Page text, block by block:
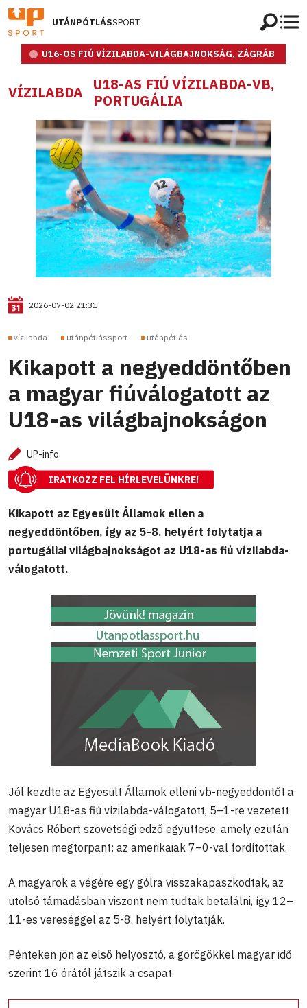
UTÁNPÓTLÁSSPORT
U16-OS FIÚ VÍZILABDA-VILÁGBAJNOKSÁG, ZÁGRÁB
VÍZILABDA U18-AS FIÚ VÍZILABDA-VB,
PORTUGÁLIA
2026-07-02 21:31
vízilabda utánpótlássport utánpótlás
Kikapott a negyeddöntőben
a magyar fiúválogatott az
U18-as világbajnokságon
UP-info
IRATKOZZ FEL HÍRLEVELÜNKRE!
Kikapott az Egyesült Államok ellen a
negyeddöntőben, így az 5-8. helyért folytatja a
portugáliai világbajnokságot az U18-as fiú vízilabda-
válogatott.
Jól kezdte az Egyesült Államok elleni vb-negyeddöntőt a
magyar U18-as fiú vízilabda-válogatott, 5–1-re vezetett
Kovács Róbert szövetségi edző együttese, amely ezután
teljesen megtorpant: az amerikaiak 7–0-val fordítottak.
A magyarok a végére egy gólra visszakapaszkodtak, az
utolsó támadásban viszont nem tudtak betalálni, így 12–
11-es vereséggel az 5-8. helyért folytatják.
Pénteken jön az első helyosztó, a görögökkel magyar idő
szerint 16 órától játszik a csapat.